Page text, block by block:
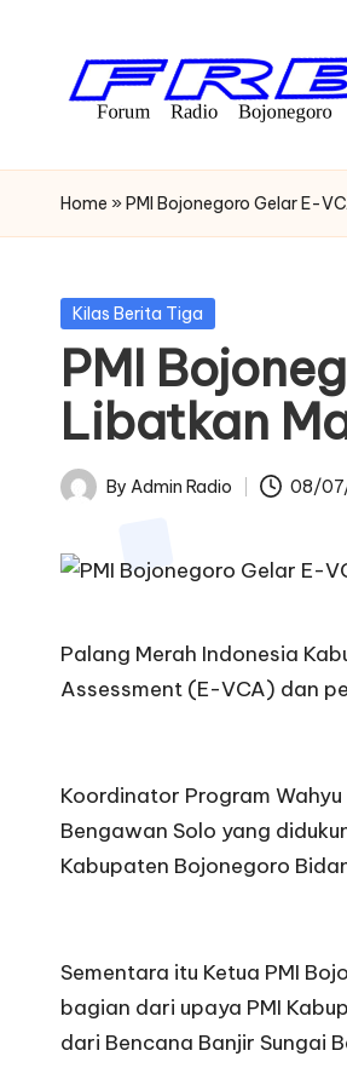
F
o
u
m
R
a
di
o
B
oj
n
e
o
r
o
Radio
Bojonegoro
Home » PMI Bojonegoro Gelar E-
Posted
Kilas Berita Tiga
PMI
Libatkan
Posted
By Admin Radio 08/
Palang Merah Indonesia
Assessment (E-VCA) dan
Koordinator Program
Bengawan Solo yang
Kabupaten Bojonegoro
Sementara itu Ketua PMI
bagian dari upaya PMI
dari Bencana Banjir Sungai